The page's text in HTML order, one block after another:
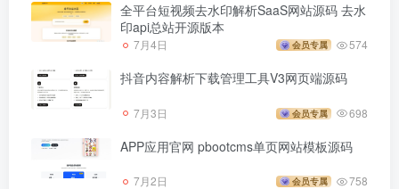
全平台短视频去水印解析SaaS网站源码 去水
印api总站开源版本
7月4日 会员专属 574
抖音内容解析下载管理工具V3网页端源码
7月3日 会员专属 698
APP应用官网 pbootcms单页网站模板源码
7月2日 会员专属 758